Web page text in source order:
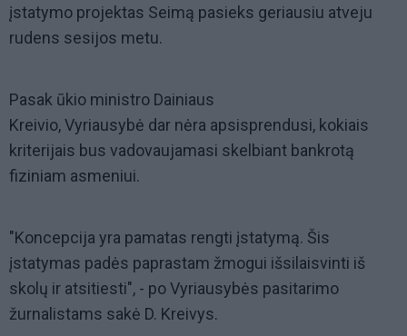
įstatymo projektas Seimą pasieks geriausiu atveju
rudens sesijos metu.
Pasak ūkio ministro Dainiaus
Kreivio, Vyriausybė dar nėra apsisprendusi, kokiais
kriterijais bus vadovaujamasi skelbiant bankrotą
fiziniam asmeniui.
"Koncepcija yra pamatas rengti įstatymą. Šis
įstatymas padės paprastam žmogui išsilaisvinti iš
skolų ir atsitiesti", - po Vyriausybės pasitarimo
žurnalistams sakė D. Kreivys.